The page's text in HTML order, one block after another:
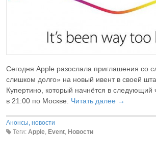
Сегодня Apple разослала приглашения со
слишком долго» на новый ивент в своей
Купертино, который начнётся в следующий
в 21:00 по Москве. Читать далее →
Анонсы, новости
Теги: Apple, Event, Новости